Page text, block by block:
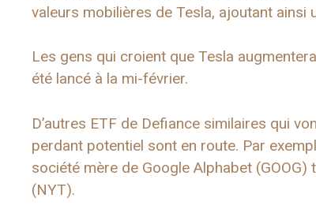
valeurs mobilières de Tesla, ajoutant ainsi
Les gens qui croient que Tesla
été lancé à la mi-février.
D’autres ETF de Defiance similaires qui
perdant potentiel sont en route. Par
société mère de Google Alphabet
(NYT).